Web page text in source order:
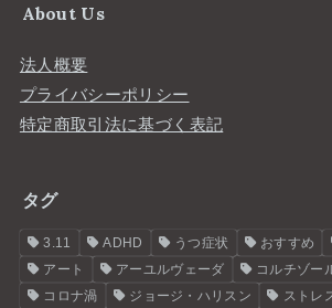
About Us
法人概要
プライバシーポリシー
特定商取引法に基づく表記
タグ
3.11 ADHD うつ症状 おすすめ
アート
アーユルヴェーダ コルチゾー
コロナ渦
ジョージ・ハリスン ストレ